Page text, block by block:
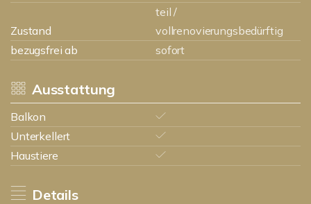
Zustand
teil /
vollrenovierungsbedürftig
bezugsfrei ab
sofort
Ausstattung
Balkon
Unterkellert
Haustiere
Details